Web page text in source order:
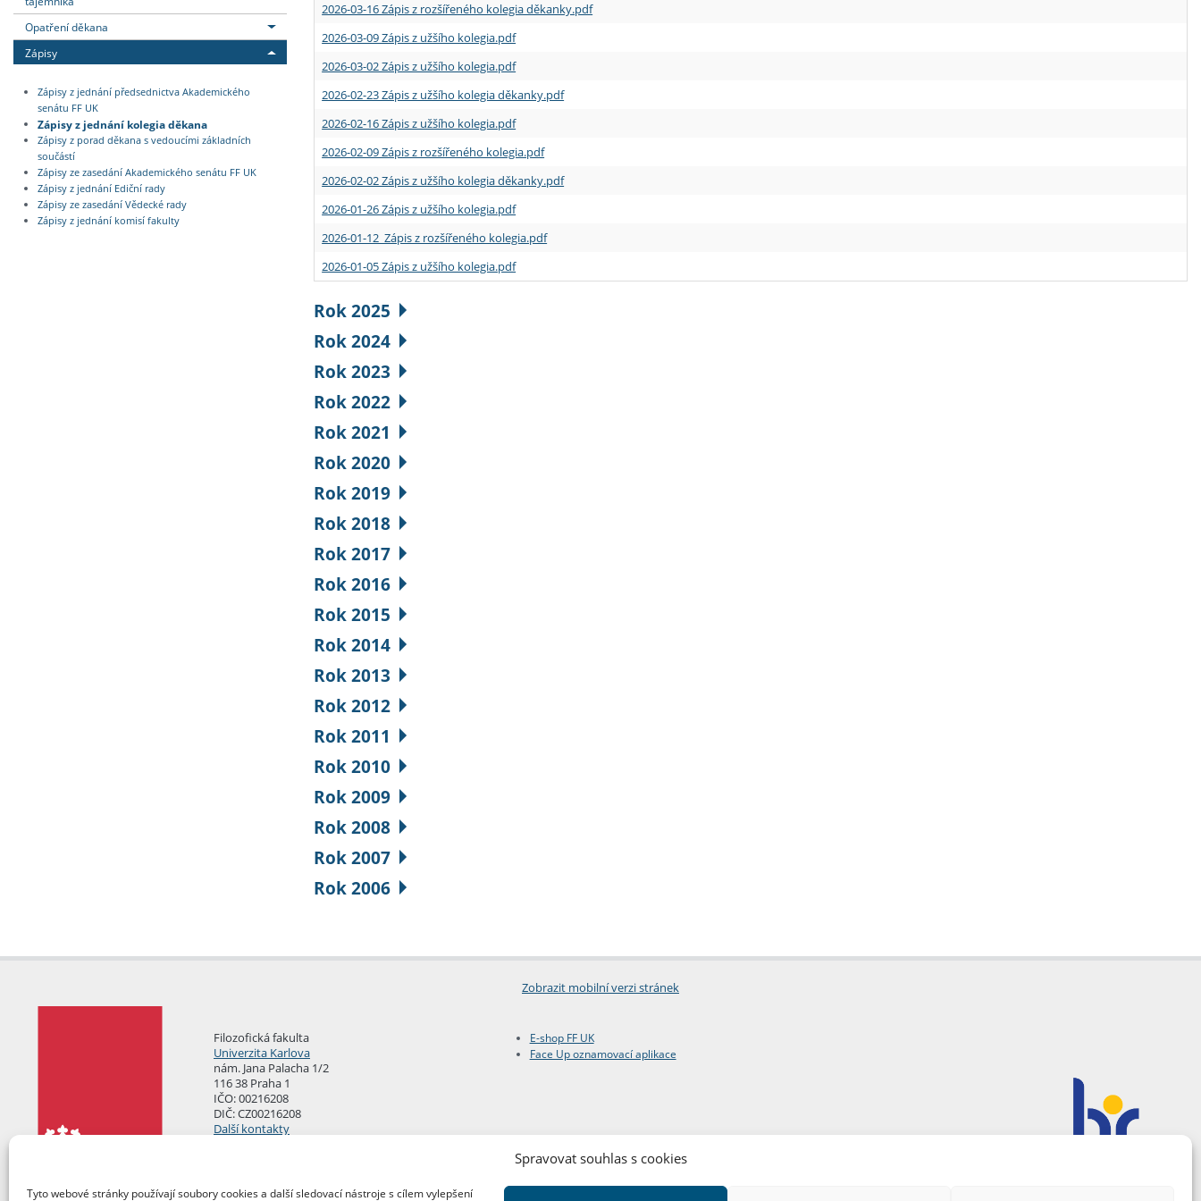
Spravovat souhlas s cookies
Tyto webové stránky používají soubory cookies a další sledovací nástroje s cílem vylepšení
Opatření děkana
Zápisy
Zápisy z jednání předsednictva Akademického
senátu FF UK
Zápisy z jednání kolegia děkana
Zápisy z porad děkana s vedoucími základních
součástí
Zápisy ze zasedání Akademického senátu FF UK
Zápisy z jednání Ediční rady
Zápisy ze zasedání Vědecké rady
Zápisy z jednání komisí fakulty
2026-03-16 Zápis z rozšířeného kolegia děkanky.pdf
2026-03-09 Zápis z užšího kolegia.pdf
2026-03-02 Zápis z užšího kolegia.pdf
2026-02-23 Zápis z užšího kolegia děkanky.pdf
2026-02-16 Zápis z užšího kolegia.pdf
2026-02-09 Zápis z rozšířeného kolegia.pdf
2026-02-02 Zápis z užšího kolegia děkanky.pdf
2026-01-26 Zápis z užšího kolegia.pdf
2026-01-12 Zápis z rozšířeného kolegia.pdf
2026-01-05 Zápis z užšího kolegia.pdf
Rok 2025
Rok 2024
Rok 2023
Rok 2022
Rok 2021
Rok 2020
Rok 2019
Rok 2018
Rok 2017
Rok 2016
Rok 2015
Rok 2014
Rok 2013
Rok 2012
Rok 2011
Rok 2010
Rok 2009
Rok 2008
Rok 2007
Rok 2006
Zobrazit mobilní verzi stránek
Filozofická fakulta
Univerzita Karlova
nám. Jana Palacha 1/2
116 38 Praha 1
IČO: 00216208
DIČ: CZ00216208
Další kontakty
E-shop FF UK
Face Up oznamovací aplikace